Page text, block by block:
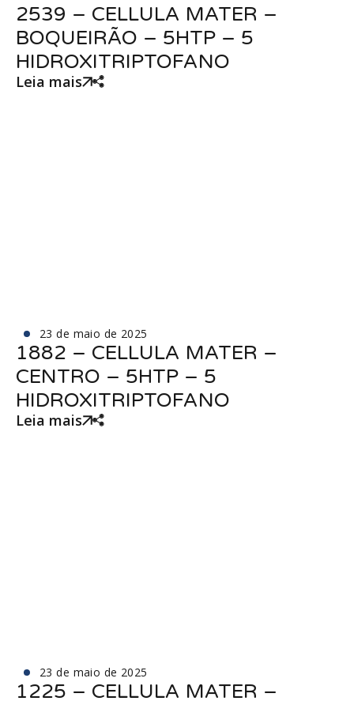
2539 – CELLULA MATER –
BOQUEIRÃO – 5HTP – 5
HIDROXITRIPTOFANO
Leia mais
23 de maio de 2025
1882 – CELLULA MATER –
CENTRO – 5HTP – 5
HIDROXITRIPTOFANO
Leia mais
23 de maio de 2025
1225 – CELLULA MATER –